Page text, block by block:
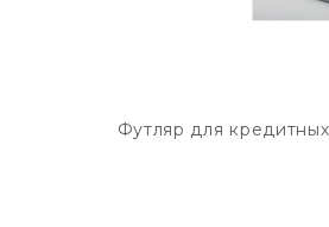
Футляр для